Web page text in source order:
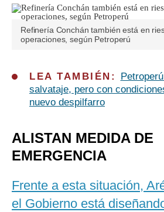
Refinería Conchán también está en
operaciones, según Petroperú
LEA TAMBIÉN:
salvataje, pero con
nuevo despilfarro
ALISTAN MEDIDA DE
EMERGENCIA
Frente a esta situación,
el Gobierno está